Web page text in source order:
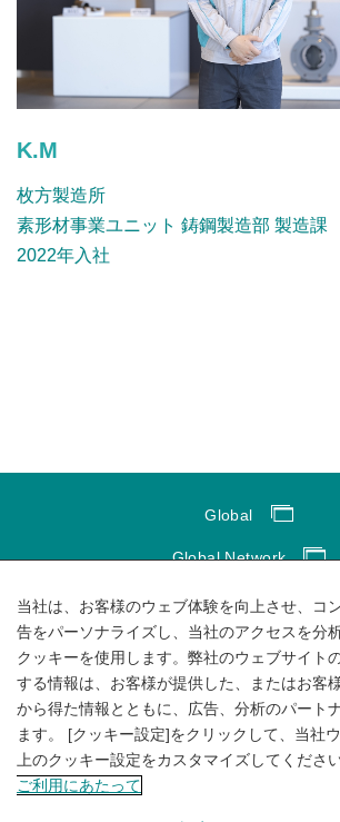
K.M
枚方製造所
素形材事業ユニット 鋳鋼製造部 製造課
2022年入社
Global
Global Network
サイトのご利用にあたって
ソーシャルメディアポリシ
個人情報保護方針
サイトマップ
当社は、お客様のウェブ体験を向上させ、コ
告をパーソナライズし、当社のアクセスを分
クッキーを使用します。弊社のウェブサイト
する情報は、お客様が提供した、またはお客
から得た情報とともに、広告、分析のパート
ます。 [クッキー設定]をクリックして、当社
上のクッキー設定をカスタマイズしてください
ご利用にあたって